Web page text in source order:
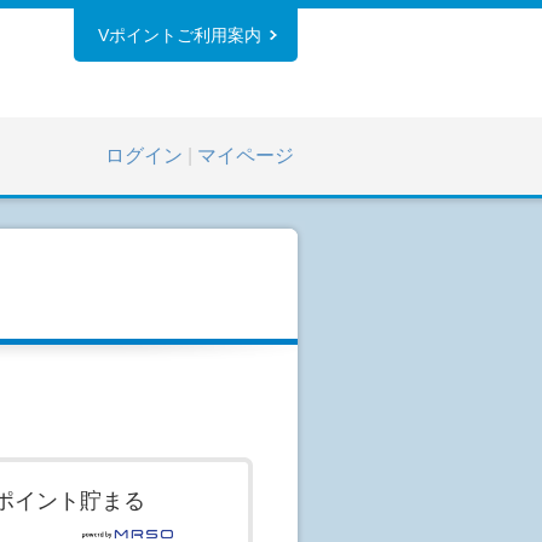
Vポイントご利用案内
ログイン マイページ
イント貯まる